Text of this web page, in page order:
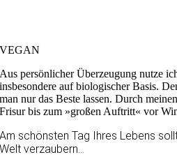
VEGAN
Aus persönlicher Überzeugung nutze
insbesondere auf biologischer Basis.
man nur das Beste lassen. Durch
Frisur bis zum »großen Auftritt« vor
Am schönsten Tag Ihres Lebens
Welt verzaubern…